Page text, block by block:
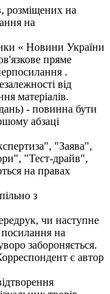
розміщених на
на
« Новини України
пряме
.
від
матеріалів.
- повинна бути
абзаці
"Заява",
"Тест-драйв",
на правах
з
чи наступне
на
забороняється.
є автор